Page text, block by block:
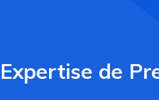
Expertise de